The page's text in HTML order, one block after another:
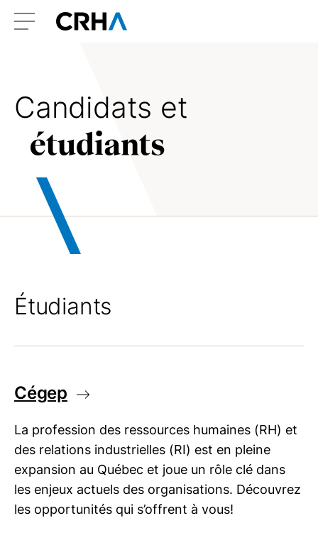
Retour
Candidats et
étudiants
Étudiants
Cégep
La profession des ressources humaines (RH) et
des relations industrielles (RI) est en pleine
expansion au Québec et joue un rôle clé dans
les enjeux actuels des organisations. Découvrez
les opportunités qui s’offrent à vous!